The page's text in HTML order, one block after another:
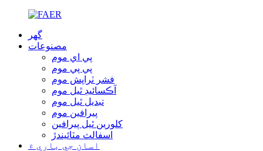
گهر
مصنوعات
پي اي موم
پي پي موم
فشر ٽراپش موم
آڪسائيڊ ٿيل موم
تبديل ٿيل موم
پيرافين موم
کلورين ٿيل پيرافين
اسفالٽ مٽائيندڙ
اسان جي باري ۾